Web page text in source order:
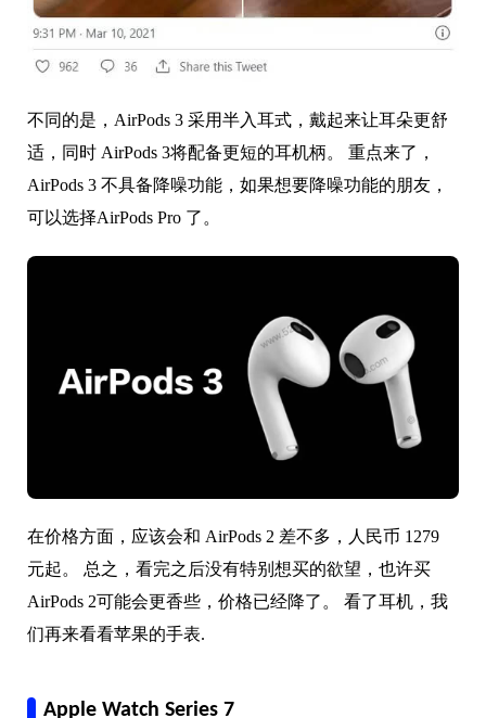
不同的是，AirPods 3 采用半入耳式，戴起来让耳朵更舒
适，同时 AirPods 3将配备更短的耳机柄。 重点来了，
AirPods 3 不具备降噪功能，如果想要降噪功能的朋友，
可以选择AirPods Pro 了。
在价格方面，应该会和 AirPods 2 差不多，人民币 1279
元起。 总之，看完之后没有特别想买的欲望，也许买
AirPods 2可能会更香些，价格已经降了。 看了耳机，我
们再来看看苹果的手表.
Apple Watch Series 7